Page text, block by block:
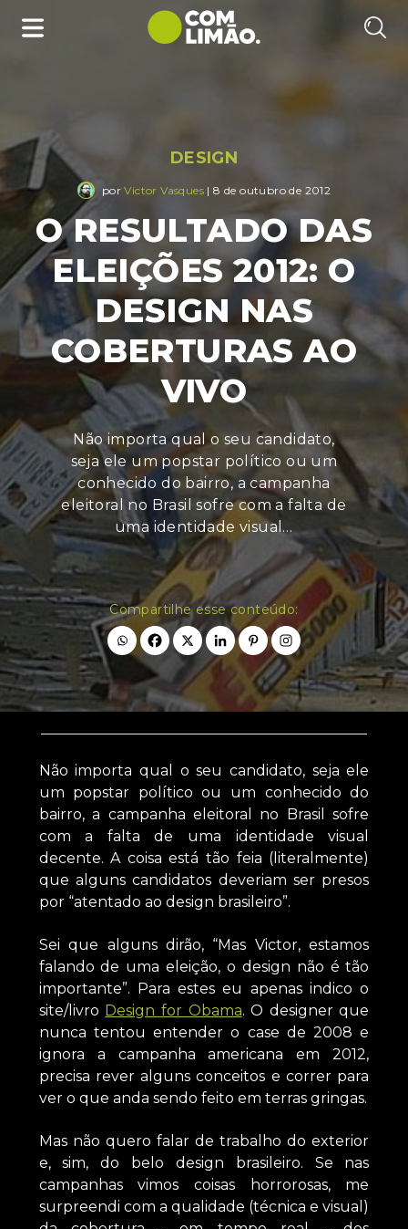
DESIGN
porVictor Vasques | 8 de outubro de 2012
O RESULTADO DAS
ELEIÇÕES 2012: O
DESIGN NAS
COBERTURAS AO
VIVO
Não importa qual o seu candidato,
seja ele um popstar político ou um
conhecido do bairro, a campanha
eleitoral no Brasil sofre com a falta de
uma identidade visual…
Compartilhe esse conteúdo:
Não importa qual o seu candidato, seja ele
um popstar político ou um conhecido do
bairro, a campanha eleitoral no Brasil sofre
com a falta de uma identidade visual
decente. A coisa está tão feia (literalmente)
que alguns candidatos deveriam ser presos
por “atentado ao design brasileiro”.
Sei que alguns dirão, “Mas Victor, estamos
falando de uma eleição, o design não é tão
importante”. Para estes eu apenas indico o
site/livro Design for Obama. O designer que
nunca tentou entender o case de 2008 e
ignora a campanha americana em 2012,
precisa rever alguns conceitos e correr para
ver o que anda sendo feito em terras gringas.
Mas não quero falar de trabalho do exterior
e, sim, do belo design brasileiro. Se nas
campanhas vimos coisas horrorosas, me
surpreendi com a qualidade (técnica e visual)